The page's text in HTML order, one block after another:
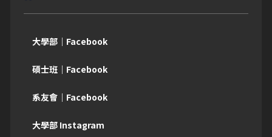
大學部｜Facebook
碩士班｜Facebook
系友會｜Facebook
大學部 Instagram